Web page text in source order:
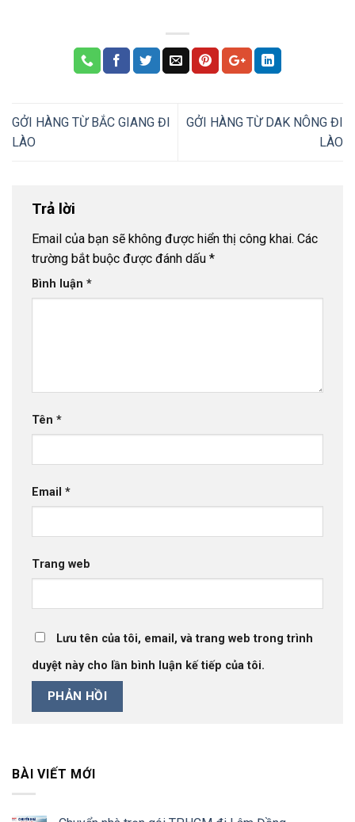
GỞI HÀNG TỪ BẮC GIANG ĐI
LÀO
GỞI HÀNG TỪ DAK NÔNG ĐI
LÀO
Trả lời
Email của bạn sẽ không được hiển thị công khai. Các
trường bắt buộc được đánh dấu *
Bình luận *
Tên *
Email *
Trang web
Lưu tên của tôi, email, và trang web trong trình
duyệt này cho lần bình luận kế tiếp của tôi.
BÀI VIẾT MỚI